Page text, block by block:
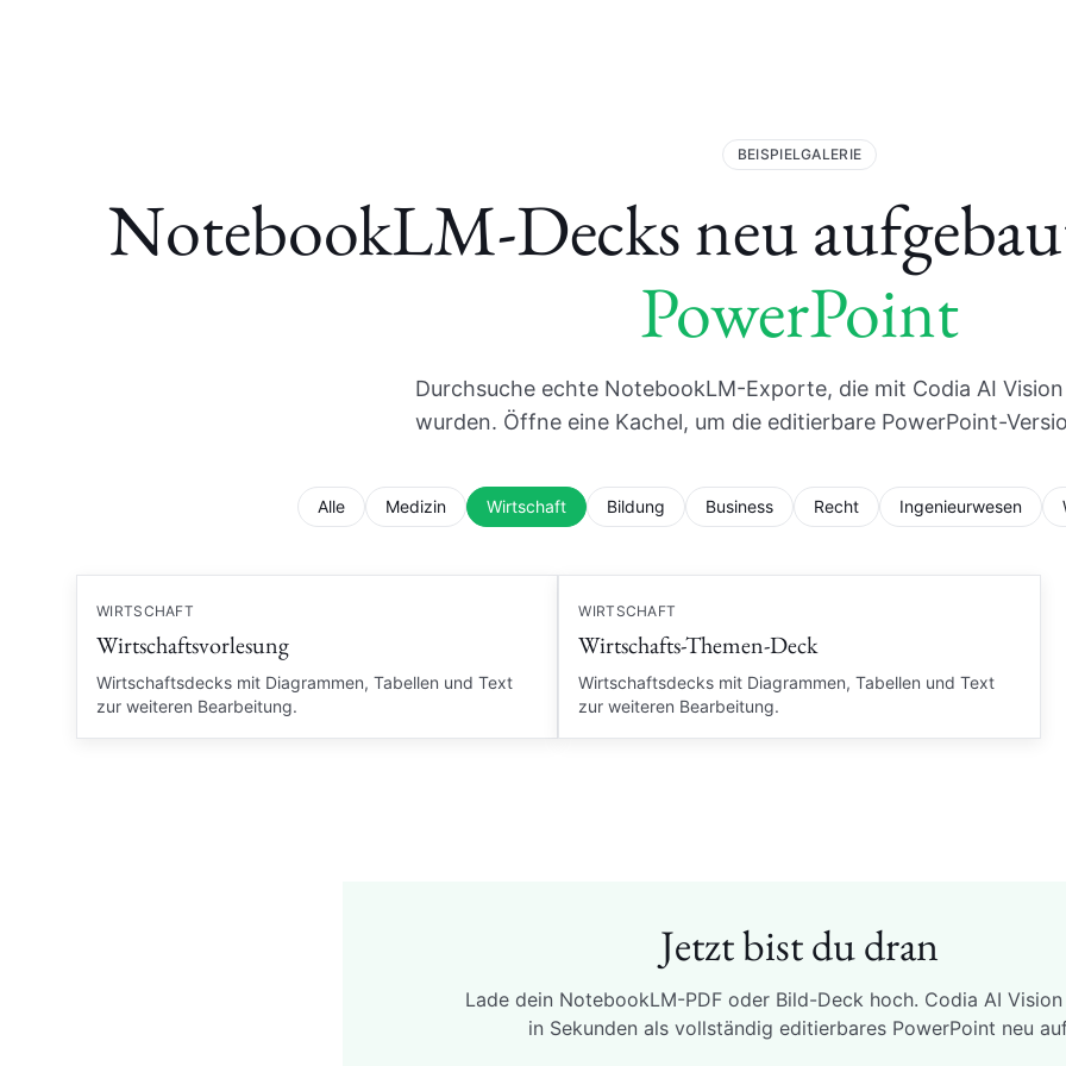
BEISPIELGALERIE
NotebookLM-Decks neu
PowerPoint
Durchsuche echte NotebookLM-Exporte, die mit Codia AI
wurden. Öffne eine Kachel, um die editierbare PowerPoint-
Alle Medizin Wirtschaft Bildung Business Recht Ingenieurwesen
WIRTSCHAFT
Wirtschaftsvorlesung
Wirtschaftsdecks mit Diagrammen, Tabellen und Text
zur weiteren Bearbeitung.
WIRTSCHAFT
Wirtschafts-Themen-Deck
Wirtschaftsdecks mit Diagrammen, Tabellen und Text
zur weiteren Bearbeitung.
Jetzt bist du dran
Lade dein NotebookLM-PDF oder Bild-Deck hoch. Codia AI
in Sekunden als vollständig editierbares PowerPoint neu